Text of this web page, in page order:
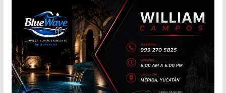
BOXEO INTERNACIONAL
XOLOS LOGRA TRES PUNTOS MAS